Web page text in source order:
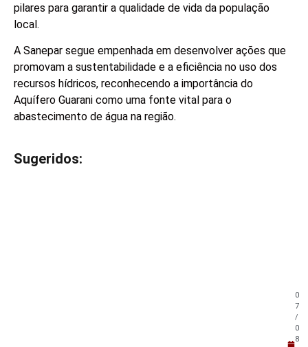
pilares para garantir a qualidade de vida da população
local.
A Sanepar segue empenhada em desenvolver ações que
promovam a sustentabilidade e a eficiência no uso dos
recursos hídricos, reconhecendo a importância do
Aquífero Guarani como uma fonte vital para o
abastecimento de água na região.
Sugeridos:
0
7
/
0
8